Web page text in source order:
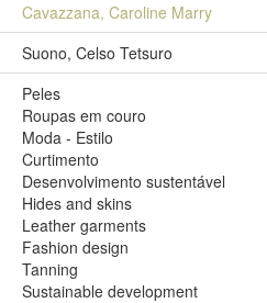
Cavazzana, Caroline Marry
Suono, Celso Tetsuro
Peles
Roupas em couro
Moda - Estilo
Curtimento
Desenvolvimento sustentável
Hides and skins
Leather garments
Fashion design
Tanning
Sustainable development